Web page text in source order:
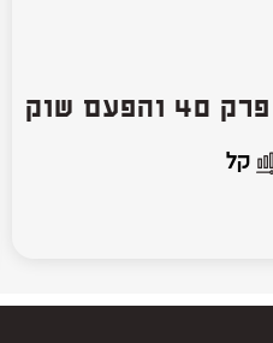
אתם פשוט עצלנים פרק 40 והפעם שוק
קל